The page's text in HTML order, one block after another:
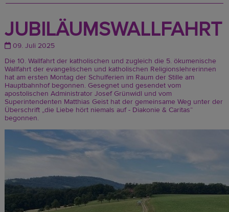
JUBILÄUMSWALLFAHRT
09. Juli 2025
Die 10. Wallfahrt der katholischen und zugleich die 5. ökumenische
Wallfahrt der evangelischen und katholischen Religionslehrerinnen
hat am ersten Montag der Schulferien im Raum der Stille am
Hauptbahnhof begonnen. Gesegnet und gesendet vom
apostolischen Administrator Josef Grünwidl und vom
Superintendenten Matthias Geist hat der gemeinsame Weg unter der
Überschrift „die Liebe hört niemals auf - Diakonie & Caritas“
begonnen.